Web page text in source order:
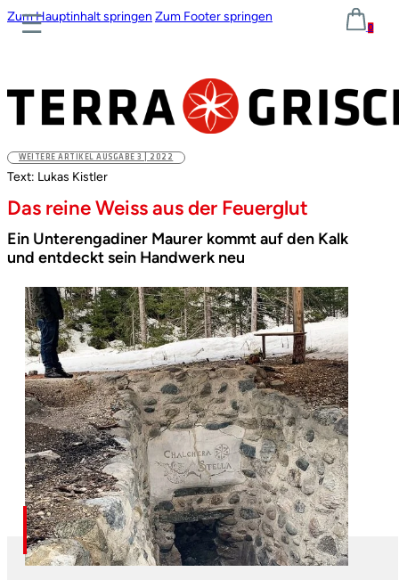
Zum Hauptinhalt springen Zum Footer springen
0
WEITERE ARTIKEL AUSGABE 3 | 2022
Text: Lukas Kistler
Das reine Weiss aus der Feuerglut
Ein Unterengadiner Maurer kommt auf den Kalk
und entdeckt sein Handwerk neu